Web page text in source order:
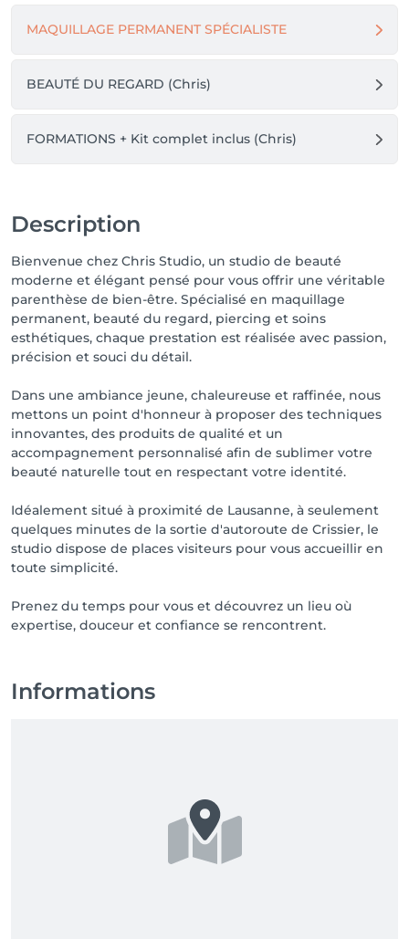
avec sincérité et vous aider à vous sentir belle et
MAQUILLAGE PERMANENT SPÉCIALISTE
BEAUTÉ DU REGARD (Chris)
FORMATIONS + Kit complet inclus (Chris)
Description
Bienvenue chez Chris Studio, un studio de beauté
moderne et élégant pensé pour vous offrir une véritable
parenthèse de bien-être. Spécialisé en maquillage
permanent, beauté du regard, piercing et soins
esthétiques, chaque prestation est réalisée avec passion,
précision et souci du détail.
Dans une ambiance jeune, chaleureuse et raffinée, nous
mettons un point d'honneur à proposer des techniques
innovantes, des produits de qualité et un
accompagnement personnalisé afin de sublimer votre
beauté naturelle tout en respectant votre identité.
Idéalement situé à proximité de Lausanne, à seulement
quelques minutes de la sortie d'autoroute de Crissier, le
studio dispose de places visiteurs pour vous accueillir en
toute simplicité.
Prenez du temps pour vous et découvrez un lieu où
expertise, douceur et confiance se rencontrent.
Informations